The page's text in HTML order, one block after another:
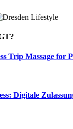
Trip Massage for
Digitale